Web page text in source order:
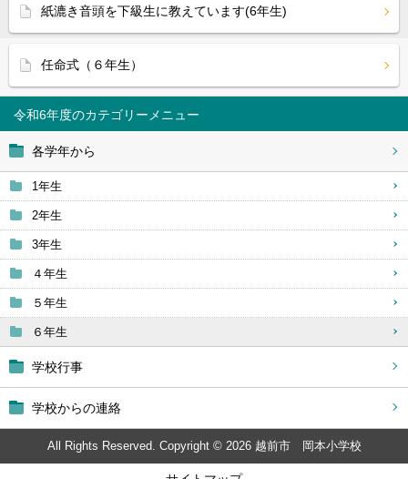
令和6年度
各学年から
1年生
2年生
3年生
４年生
５年生
６年生
学校行事
学校からの連絡
紙漉き音頭を下級生に教えています(6年生)
任命式（６年生）
All Rights Reserved. Copyright © 2026 越前市 岡本小学校